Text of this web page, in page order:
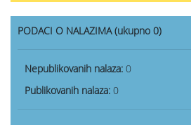
PODACI O NALAZIMA (ukupno 0)
Nepublikovanih nalaza: 0
Publikovanih nalaza: 0